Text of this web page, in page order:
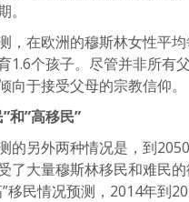
。
，在欧洲的穆斯林女性平
1.6个孩子。尽管并非所有
向于接受父母的宗教信仰。
和”高移民”
的另外两种情况是，到
了大量穆斯林移民和难民
”移民情况预测，2014年到